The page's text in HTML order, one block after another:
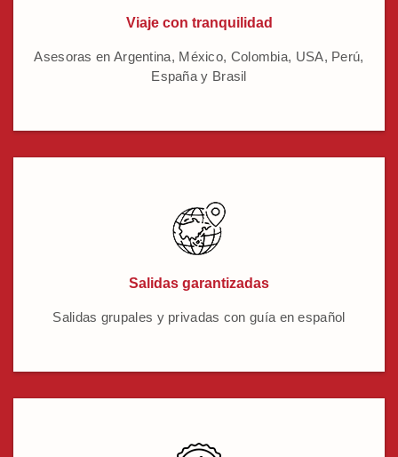
Viaje con tranquilidad
Asesoras en Argentina, México, Colombia, USA, Perú,
España y Brasil
Salidas garantizadas
Salidas grupales y privadas con guía en español